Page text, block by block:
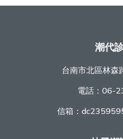
潮代
台南市北區林森
電話： 06-
信箱：